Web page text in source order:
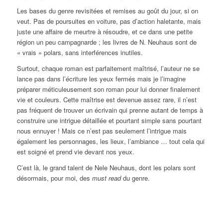
Les bases du genre revisitées et remises au goût du jour, si on
veut. Pas de poursuites en voiture, pas d’action haletante, mais
juste une affaire de meurtre à résoudre, et ce dans une petite
région un peu campagnarde ; les livres de N. Neuhaus sont de
« vrais » polars, sans interférences inutiles.
Surtout, chaque roman est parfaitement maîtrisé, l’auteur ne se
lance pas dans l’écriture les yeux fermés mais je l’imagine
préparer méticuleusement son roman pour lui donner finalement
vie et couleurs. Cette maîtrise est devenue assez rare, il n’est
pas fréquent de trouver un écrivain qui prenne autant de temps à
construire une intrigue détaillée et pourtant simple sans pourtant
nous ennuyer ! Mais ce n’est pas seulement l’intrigue mais
également les personnages, les lieux, l’ambiance … tout cela qui
est soigné et prend vie devant nos yeux.
C’est là, le grand talent de Nele Neuhaus, dont les polars sont
désormais, pour moi, des must readdu genre.